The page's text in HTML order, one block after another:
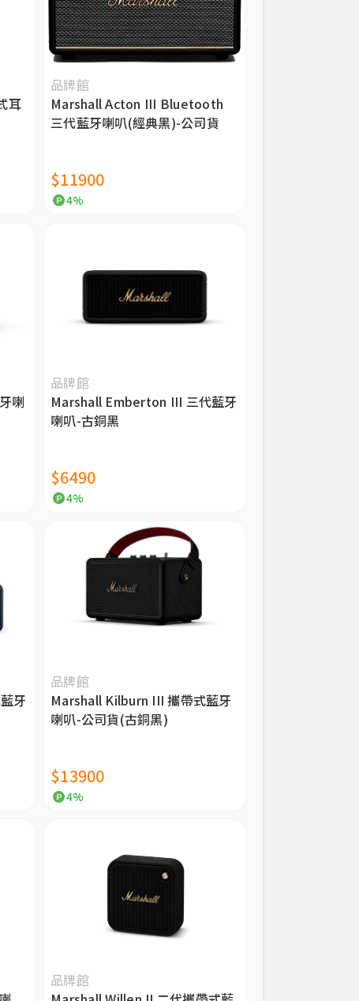
耳
品牌館
Marshall Acton III Bluetooth
三代藍牙喇叭(經典黑)-公司貨
$11900
4%
喇
品牌館
Marshall Emberton III 三代藍牙
喇叭-古銅黑
$6490
4%
牙
品牌館
Marshall Kilburn III 攜帶式藍牙
喇叭-公司貨(古銅黑)
$13900
4%
品牌館